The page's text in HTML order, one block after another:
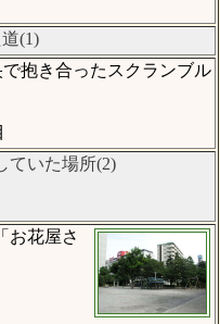
(1)
抱き合ったスクランブル
ていた場所(2)
お花屋さ